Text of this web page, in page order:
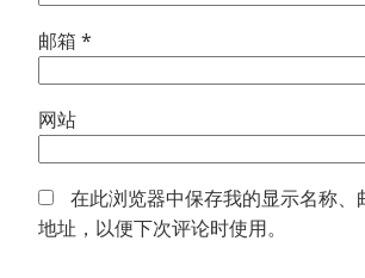
邮箱 *
网站
在此浏览器中保存我的显示名称、
地址，以便下次评论时使用。